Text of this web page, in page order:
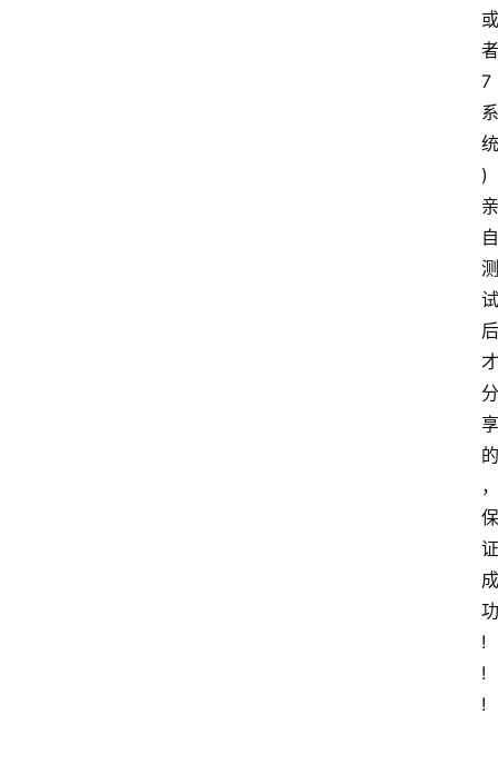
或
者
7
系
统
)
亲
自
测
试
后
才
分
享
的
，
保
证
成
功
!
!
!